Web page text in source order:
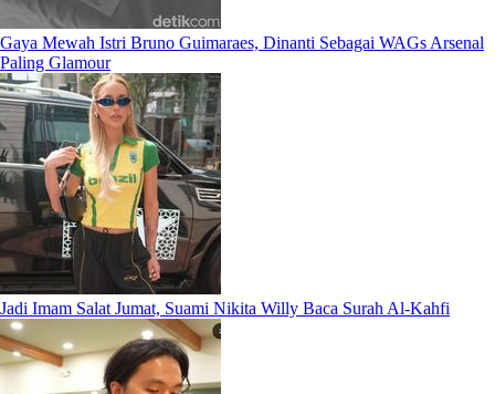
Gaya Mewah Istri Bruno Guimaraes, Dinanti Sebagai WAGs Arsenal
Paling Glamour
Jadi Imam Salat Jumat, Suami Nikita Willy Baca Surah Al-Kahfi